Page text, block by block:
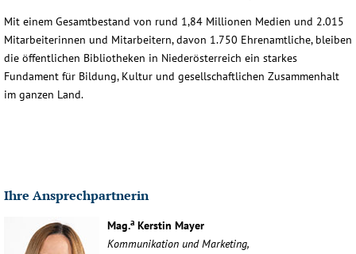
Ihre Ansprechpartnerin
Mag.a Kerstin Mayer
Kommunikation und Marketing,
Mit einem Gesamtbestand von rund 1,84 Millionen Medien und 2.015
Mitarbeiterinnen und Mitarbeitern, davon 1.750 Ehrenamtliche, bleiben
die öffentlichen Bibliotheken in Niederösterreich ein starkes
Fundament für Bildung, Kultur und gesellschaftlichen Zusammenhalt
im ganzen Land.